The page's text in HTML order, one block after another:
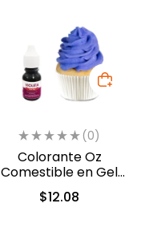
(0)
Colorante Oz
Comestible en Gel
Violeta 10ml (556)
$12.08